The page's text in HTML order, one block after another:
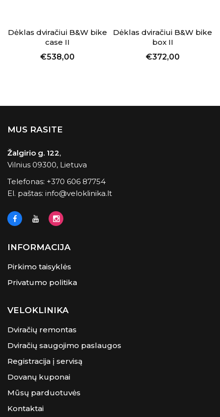
Dėklas dviračiui B&W bike
case II
€538,00
Dėklas dviračiui B&W bike
box II
€372,00
MUS RASITE
Žalgirio g. 122,
Vilnius 09300, Lietuva
Telefonas: +370 606 87754
El. paštas: info@veloklinika.lt
INFORMACIJA
Pirkimo taisyklės
Privatumo politika
VELOKLINIKA
Dviračių remontas
Dviračių saugojimo paslaugos
Registracija į servisą
Dovanų kuponai
Mūsų parduotuvės
Kontaktai